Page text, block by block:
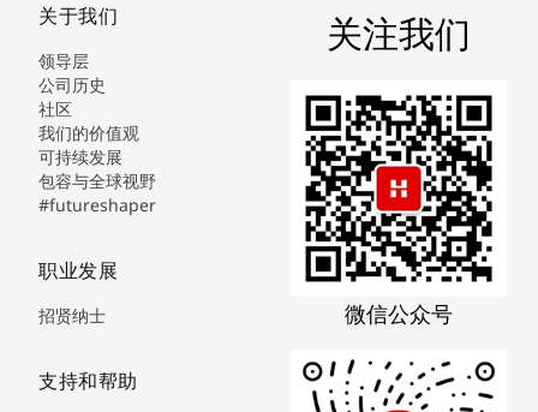
关于我们
领导层
公司历史
社区
我们的价值观
可持续发展
包容与全球视野
#futureshaper
职业发展
招贤纳士
支持和帮助
关注我们
微信公众号